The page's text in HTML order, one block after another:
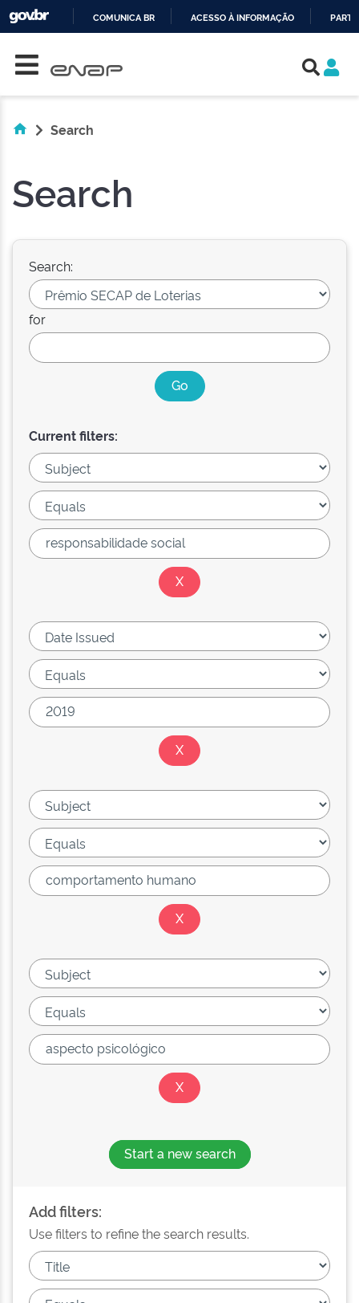
COMUNICA BR ACESSO À INFORMAÇÃO
Search
Search
Search:
for
Current filters:
Start a new search
Add filters:
Use filters to refine the search results.